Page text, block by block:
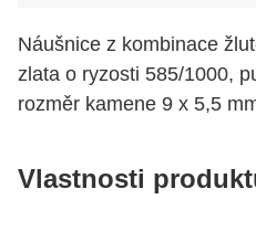
Náušnice z kombinace
zlata o ryzosti 585/1000,
rozměr kamene 9 x 5,5
Vlastnosti